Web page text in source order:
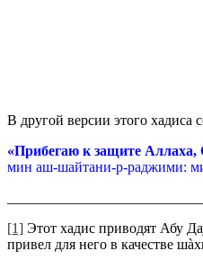
В другой версии этого хадиса
«Прибегаю к защите Аллаха,
мин аш-шайтани-р-раджими:
[1] Этот хадис приводят Абу
привел для него в качестве